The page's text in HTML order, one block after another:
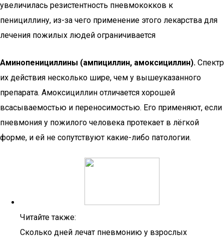
увеличилась резистентность пневмококков к
пенициллину, из-за чего применение этого лекарства для
лечения пожилых людей ограничивается
Аминопенициллины (ампициллин, амоксициллин). Спектр
их действия несколько шире, чем у вышеуказанного
препарата. Амоксициллин отличается хорошей
всасываемостью и переносимостью. Его применяют, если
пневмония у пожилого человека протекает в лёгкой
форме, и ей не сопутствуют какие-либо патологии.
Читайте также:
Сколько дней лечат пневмонию у взрослых